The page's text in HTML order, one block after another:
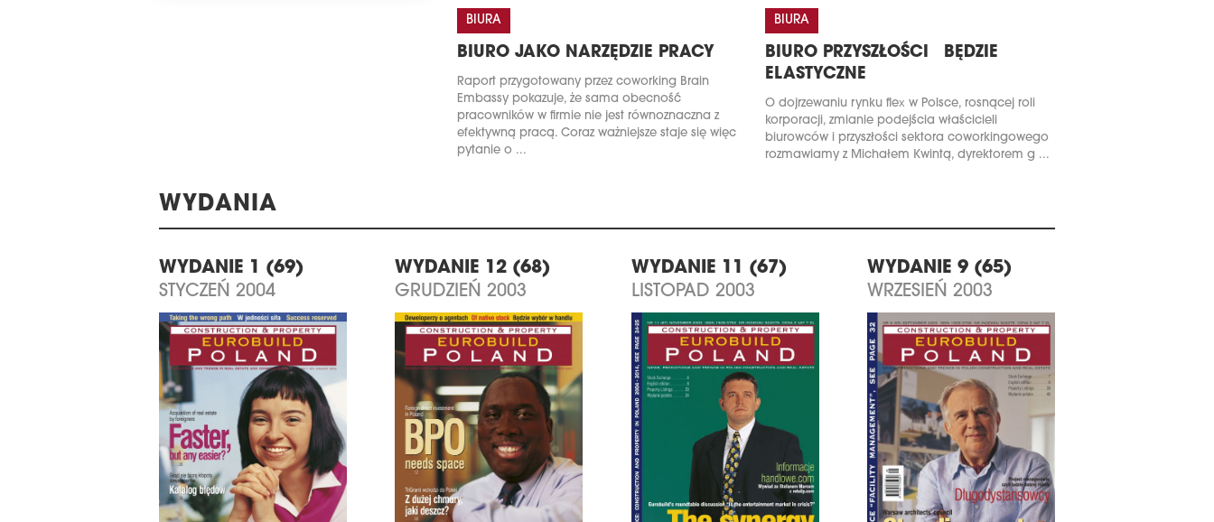
BIURA
BIURO JAKO NARZĘDZIE PRACY
Raport przygotowany przez coworking Brain
Embassy pokazuje, że sama obecność
pracowników w firmie nie jest równoznaczna z
efektywną pracą. Coraz ważniejsze staje się więc
pytanie o ...
BIURA
BIURO PRZYSZŁOŚCI BĘDZIE
ELASTYCZNE
O dojrzewaniu rynku flex w Polsce, rosnącej roli
korporacji, zmianie podejścia właścicieli
biurowców i przyszłości sektora coworkingowego
rozmawiamy z Michałem Kwintą, dyrektorem g ...
WYDANIA
WYDANIE 1 (69)
STYCZEŃ 2004
WYDANIE 12 (68)
GRUDZIEŃ 2003
WYDANIE 11 (67)
LISTOPAD 2003
WYDANIE 9 (65)
WRZESIEŃ 2003